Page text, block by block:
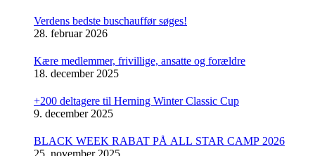
Verdens bedste buschauffør søges!
28. februar 2026
Kære medlemmer, frivillige, ansatte og forældre
18. december 2025
+200 deltagere til Herning Winter Classic Cup
9. december 2025
BLACK WEEK RABAT PÅ ALL STAR CAMP 2026
25. november 2025